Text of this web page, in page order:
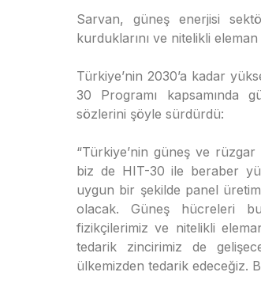
Sarvan, güneş enerjisi
kurduklarını ve nitelikli
Türkiye’nin 2030’a kadar
30 Programı kapsamında
sözlerini şöyle sürdürdü:
“Türkiye’nin güneş ve
biz de HIT-30 ile beraber
uygun bir şekilde panel
olacak. Güneş hücreleri
fizikçilerimiz ve nitelikli
tedarik zincirimiz de
ülkemizden tedarik edeceğiz.